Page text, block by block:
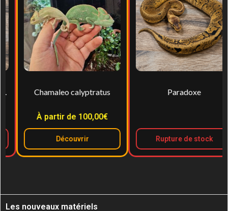
Chamaleo calyptratus
À partir de 100,00€
Découvrir
Paradoxe
Rupture de stock
Les nouveaux matériels